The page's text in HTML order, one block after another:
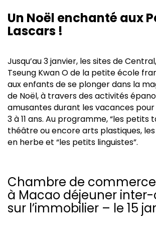
Un Noël enchanté aux
Lascars !
Jusqu’au 3 janvier, les sites de
Tseung Kwan O de la petite école
aux enfants de se plonger dans la
de Noël, à travers des activités
amusantes durant les vacances
3 à 11 ans. Au programme, “les petits
théâtre ou encore arts plastiques,
en herbe et “les petits linguistes”.
Chambre de
à Macao déjeuner
sur l’immobilier – le 15